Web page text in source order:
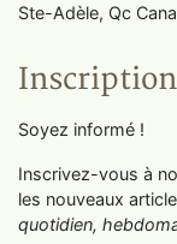
Ste-Adèle, Qc
Soyez informé !
Inscrivez-vous à
les nouveaux
quotidien,